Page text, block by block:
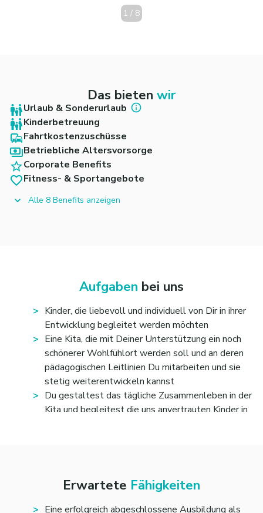
1 / 8
Das bieten wir
Urlaub & Sonderurlaub
Kinderbetreuung
Fahrtkostenzuschüsse
Betriebliche Altersvorsorge
Corporate Benefits
Fitness- & Sportangebote
Alle 8 Benefits anzeigen
Aufgaben bei uns
Kinder, die liebevoll und individuell von Dir in ihrer
Entwicklung begleitet werden möchten
Eine Kita, die mit Deiner Unterstützung ein noch
schönerer Wohlfühlort werden soll und an deren
pädagogischen Leitlinien Du mitarbeiten und sie
stetig weiterentwickeln kannst
Du gestaltest das tägliche Zusammenleben in der
Kita und begleitest die uns anvertrauten Kinder in
Dich zu den individuellen Bildungs- und
Erziehungszielen der Kinder mit ihnen ab
Du stehst für unsere Grundwerte und gehst jeden
Erwartete Fähigkeiten
Eine erfolgreich abgeschlossene Ausbildung als